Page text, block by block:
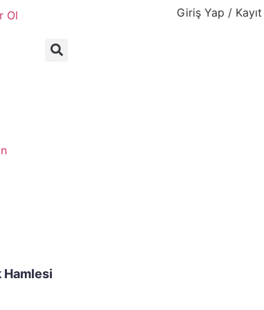
Ol Giriş Yap / Kayıt
Hamlesi